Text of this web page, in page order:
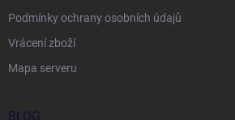
Podmínky ochrany osobních údajů
Vrácení zboží
Mapa serveru
BLOG